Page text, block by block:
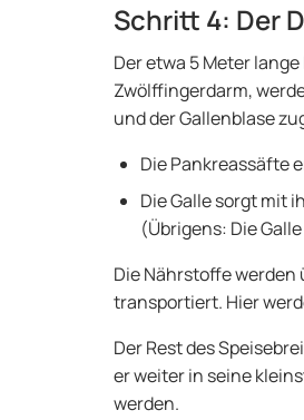
Schritt 4: Der
Der etwa 5 Meter
Zwölffingerdarm,
und der Gallenblase
Die Pankreassäfte
Die Galle sorgt mit
(Übrigens: Die
Die Nährstoffe
transportiert. Hier
Der Rest des
er weiter in seine
werden.